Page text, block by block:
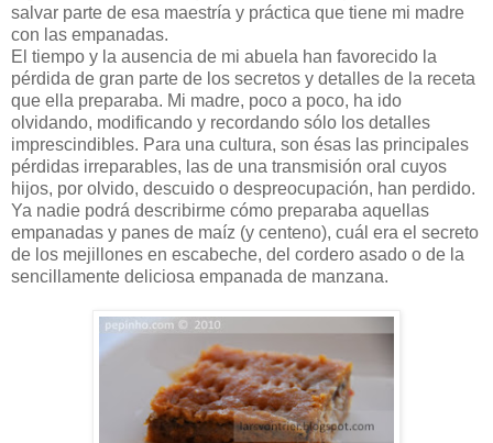
salvar parte de esa maestría y práctica que tiene mi madre
con las empanadas.
El tiempo y la ausencia de mi abuela han favorecido la
pérdida de gran parte de los secretos y detalles de la receta
que ella preparaba. Mi madre, poco a poco, ha ido
olvidando, modificando y recordando sólo los detalles
imprescindibles. Para una cultura, son ésas las principales
pérdidas irreparables, las de una transmisión oral cuyos
hijos, por olvido, descuido o despreocupación, han perdido.
Ya nadie podrá describirme cómo preparaba aquellas
empanadas y panes de maíz (y centeno), cuál era el secreto
de los mejillones en escabeche, del cordero asado o de la
sencillamente deliciosa empanada de manzana.